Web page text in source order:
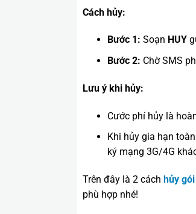
Cách hủy:
Bước 1: Soạn HUY
Bước 2: Chờ SMS
Lưu ý khi hủy:
Cước phí hủy là
Khi hủy gia hạn
ký mạng 3G/4G
Trên đây là 2 cách hủy
phù hợp nhé!